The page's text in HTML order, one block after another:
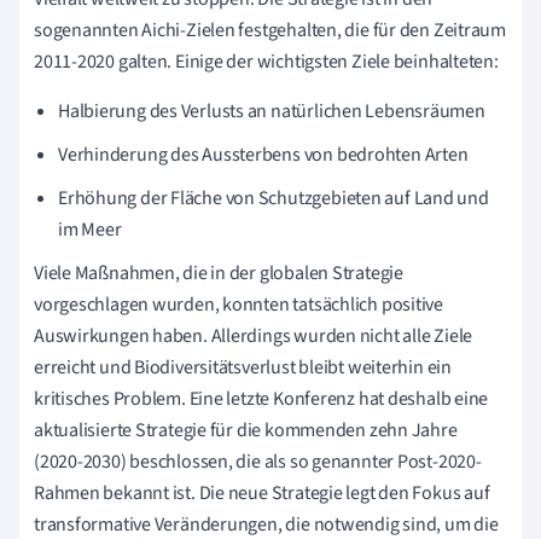
sogenannten Aichi-Zielen festgehalten, die für den Zeitraum
2011-2020 galten. Einige der wichtigsten Ziele beinhalteten:
Halbierung des Verlusts an natürlichen Lebensräumen
Verhinderung des Aussterbens von bedrohten Arten
Erhöhung der Fläche von Schutzgebieten auf Land und
im Meer
Viele Maßnahmen, die in der globalen Strategie
vorgeschlagen wurden, konnten tatsächlich positive
Auswirkungen haben. Allerdings wurden nicht alle Ziele
erreicht und Biodiversitätsverlust bleibt weiterhin ein
kritisches Problem. Eine letzte Konferenz hat deshalb eine
aktualisierte Strategie für die kommenden zehn Jahre
(2020-2030) beschlossen, die als so genannter Post-2020-
Rahmen bekannt ist. Die neue Strategie legt den Fokus auf
transformative Veränderungen, die notwendig sind, um die